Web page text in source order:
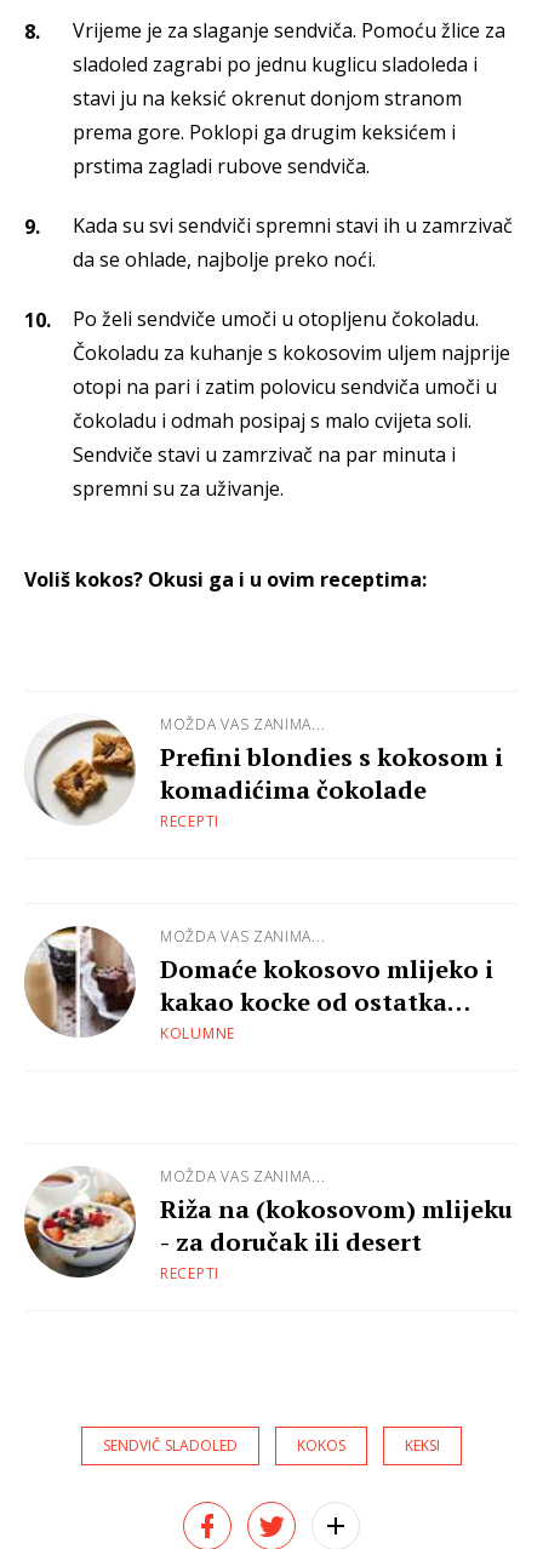
Vrijeme je za slaganje sendviča. Pomoću žlice za
sladoled zagrabi po jednu kuglicu sladoleda i
stavi ju na keksić okrenut donjom stranom
prema gore. Poklopi ga drugim keksićem i
prstima zagladi rubove sendviča.
Kada su svi sendviči spremni stavi ih u zamrzivač
da se ohlade, najbolje preko noći.
Po želi sendviče umoči u otopljenu čokoladu.
Čokoladu za kuhanje s kokosovim uljem najprije
otopi na pari i zatim polovicu sendviča umoči u
čokoladu i odmah posipaj s malo cvijeta soli.
Sendviče stavi u zamrzivač na par minuta i
spremni su za uživanje.
Voliš kokos? Okusi ga i u ovim receptima:
MOŽDA VAS ZANIMA...
Prefini blondies s kokosom i
komadićima čokolade
RECEPTI
MOŽDA VAS ZANIMA...
Domaće kokosovo mlijeko i
kakao kocke od ostatka
kokosa
KOLUMNE
MOŽDA VAS ZANIMA...
Riža na (kokosovom) mlijeku
- za doručak ili desert
RECEPTI
SENDVIČ SLADOLED KOKOS KEKSI